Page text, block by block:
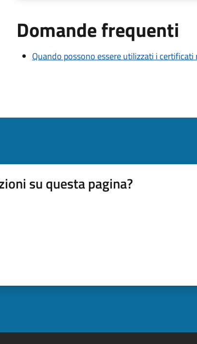
Domande frequenti
Quando possono essere utilizzati i
su questa pagina?